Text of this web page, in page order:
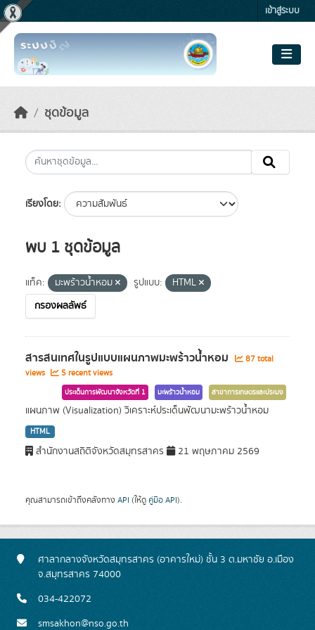
Skip to main content เข้าสู่ระบบ
ชุดข้อมูล
เรียงโดย
พบ 1 ชุดข้อมูล
แท็ค: มะพร้าวน้ำหอม รูปแบบ:
HTML
กรองผลลัพธ์
สารสนเทศในรูปแบบแผนภาพมะพร้าวน้ำหอม
87 total
views
5 recent views
ประเด็นการพัฒนาจังหวัดที่ 1 มะพร้าวน้ำหอม สาขาการเกษตรและประมง
แผนภาพ (Visualization) วิเคราะห์ประเด็นพัฒนามะพร้าวน้ำหอม
HTML
สำนักงานสถิติจังหวัดสมุทรสาคร 21 พฤษภาคม 2569
คุณสามารถเข้าถึงคลังทาง API (ให้ดู คู่มือ API).
ศาลากลางจังหวัดสมุทรสาคร (อาคารใหม่) ชั้น 3 ต.มหาชัย อ.เมือง
จ.สมุทรสาคร 74000
034-422072
smsakhon@nso.go.th